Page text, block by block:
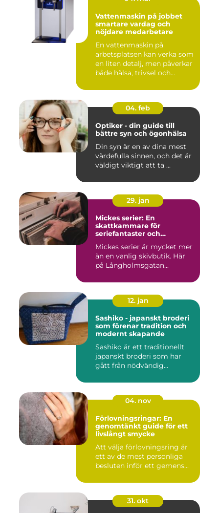
Vattenmaskin på jobbet
smartare vardag och
nöjdare medarbetare
En vattenmaskin på
arbetsplatsen kan verka som
en liten detalj, men påverkar
både hälsa, trivsel och...
04. feb
Optiker - din guide till
bättre syn och ögonhälsa
Din syn är en av dina mest
värdefulla sinnen, och det är
väldigt viktigt att ta ...
29. jan
Mickes serier: En
skattkammare för
seriefantaster och
Mickes serier är mycket mer
än en vanlig skivbutik. Här
på Långholmsgatan...
12. jan
Sashiko - japanskt broderi
som förenar tradition och
modernt skapande
Sashiko är ett traditionellt
japanskt broderi som har
gått från nödvändig...
04. nov
Förlovningsringar: En
genomtänkt guide för ett
livslångt smycke
Att välja förlovningsring är
ett av de mest personliga
besluten inför ett gemens...
31. okt